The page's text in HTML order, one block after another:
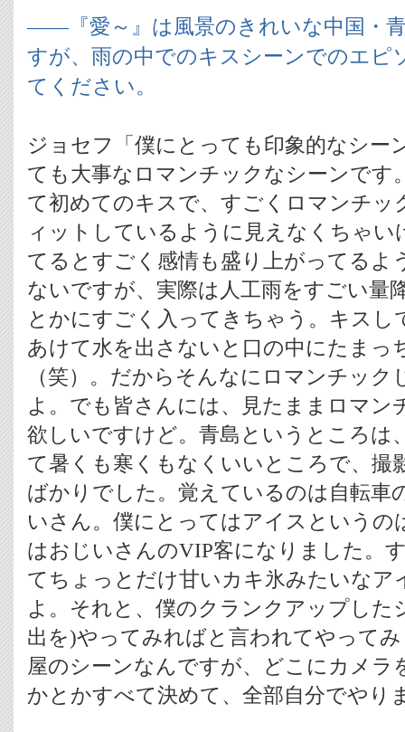
――『愛～』は風景のきれいな中国・
すが、雨の中でのキスシーンでのエピ
てください。
ジョセフ「僕にとっても印象的なシー
ても大事なロマンチックなシーンです
て初めてのキスで、すごくロマンチッ
ィットしているように見えなくちゃい
てるとすごく感情も盛り上がってるよ
ないですが、実際は人工雨をすごい量
とかにすごく入ってきちゃう。キスし
あけて水を出さないと口の中にたまっ
（笑）。だからそんなにロマンチッ
よ。でも皆さんには、見たままロマン
欲しいですけど。青島というところは
て暑くも寒くもなくいいところで、撮
ばかりでした。覚えているのは自転車
いさん。僕にとってはアイスというの
はおじいさんのVIP客になりました。
てちょっとだけ甘いカキ氷みたいなア
よ。それと、僕のクランクアップした
出を)やってみればと言われてやって
屋のシーンなんですが、どこにカメラ
かとかすべて決めて、全部自分でやり